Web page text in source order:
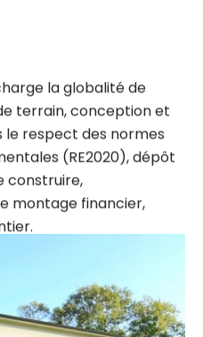
terrain, conception et
le respect des normes
(RE2020), dépôt
construire,
financier,